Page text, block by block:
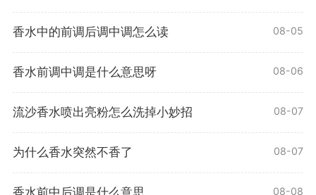
香水中的前调后调中调怎么读 08-05
香水前调中调是什么意思呀 08-06
流沙香水喷出亮粉怎么洗掉小妙招 08-07
为什么香水突然不香了 08-07
08-08